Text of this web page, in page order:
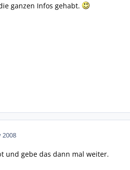
ganzen Infos gehabt.
2008
und gebe das dann mal weiter.